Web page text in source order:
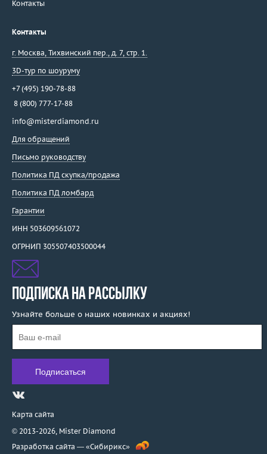
Контакты
Контакты
г. Москва, Тихвинский пер., д. 7, стр. 1.
3D-тур по шоуруму
+7 (495) 190-78-88
8 (800) 777-17-88
info@misterdiamond.ru
Для обращений
Письмо руководству
Политика ПД скупка/продажа
Политика ПД ломбард
Гарантии
ИНН 503609561072
ОГРНИП 305507403500044
ПОДПИСКА НА РАССЫЛКУ
Узнайте больше о наших новинках и акциях!
Карта сайта
© 2013-2026, Mister Diamond
Разработка сайта — «Сибирикс»